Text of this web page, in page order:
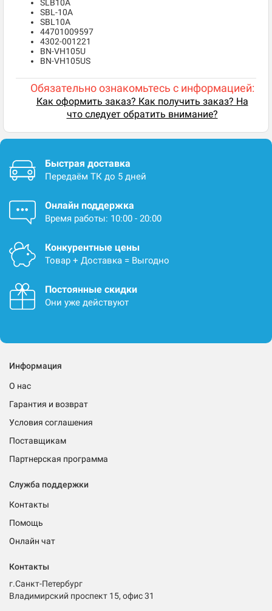
SLB10A
SBL-10A
SBL10A
44701009597
4302-001221
BN-VH105U
BN-VH105US
Обязательно ознакомьтесь с информацией:
Как оформить заказ? Как получить заказ? На
что следует обратить внимание?
Быстрая доставка
Передаём ТК до 5 дней
Онлайн поддержка
Время работы: 10:00 - 20:00
Конкурентные цены
Товар + Доставка = Выгодно
Постоянные скидки
Они уже действуют
Информация
О нас
Гарантия и возврат
Условия соглашения
Поставщикам
Партнерская программа
Служба поддержки
Контакты
Помощь
Онлайн чат
Контакты
г.Санкт-Петербург
Владимирский проспект 15, офис 31